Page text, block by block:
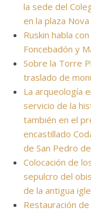
la sede del
en la plaza
Ruskin habla
Foncebadón y
Sobre la Torre
traslado de
La arqueología
servicio de la
también en el
encastillado
de San Pedro
Colocación de
sepulcro del
de la antigua
Restauración